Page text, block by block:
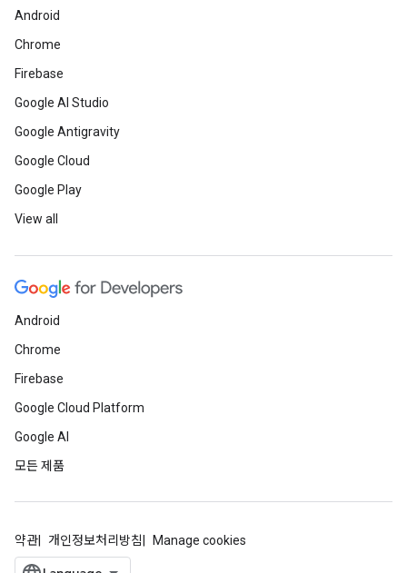
Android
Chrome
Firebase
Google AI Studio
Google Antigravity
Google Cloud
Google Play
View all
Android
Chrome
Firebase
Google Cloud Platform
Google AI
모든 제품
약관 개인정보처리방침 Manage cookies